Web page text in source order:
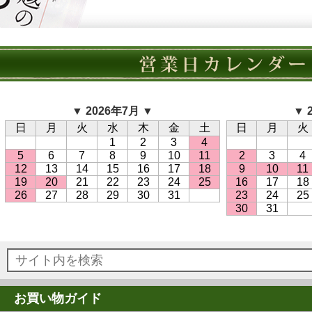
▼ 2026年7月 ▼
日
月 火 水 木 金
土
1
2 3
4
5
6 7 8 9 10
11
12
13 14 15 16 17
18
19
20 21 22 23 24
25
26
27 28 29 30 31
▼
日
月 火
2 3
4
9
10
11
16
17
18
23
24
25
30
31
お買い物ガイド